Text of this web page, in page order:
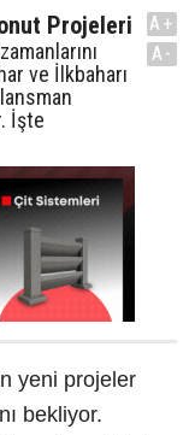
Projeleri
ve İlkbaharı
İşte
A+
A-
yeni projeler
bekliyor.